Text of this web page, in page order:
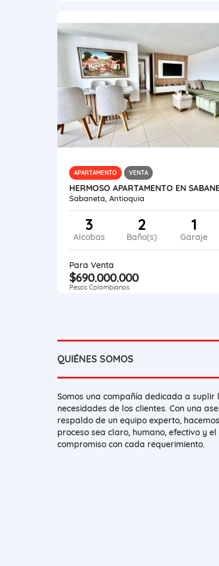
APARTAMENTO VENTA
Sabaneta, Antioquia
3
Alcobas
2
Baño(s)
1
Garaje
Para Venta
$690.000.000
Pesos Colombianos
QUIÉNES SOMOS
Somos una compañía dedicada a suplir
necesidades de los clientes. Con una
respaldo de un equipo experto,
proceso sea claro, humano, efectivo y
compromiso con cada requerimiento.